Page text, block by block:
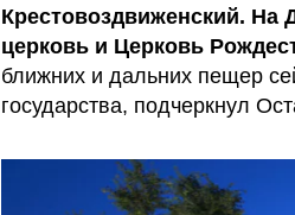
Крестовоздвиженский. На
церковь и Церковь
ближних и дальних пещер
государства, подчеркнул